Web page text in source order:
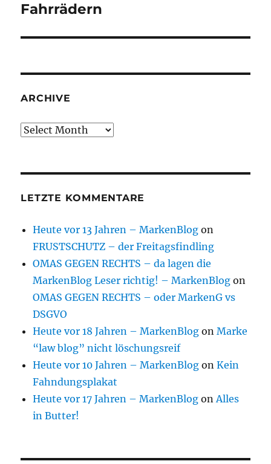
post:
Fahrrädern
ARCHIVE
Archive
LETZTE KOMMENTARE
Heute vor 13 Jahren – MarkenBlog on
FRUSTSCHUTZ – der Freitagsfindling
OMAS GEGEN RECHTS – da lagen die
MarkenBlog Leser richtig! – MarkenBlog on
OMAS GEGEN RECHTS – oder MarkenG vs
DSGVO
Heute vor 18 Jahren – MarkenBlog onMarke
“law blog” nicht löschungsreif
Heute vor 10 Jahren – MarkenBlog onKein
Fahndungsplakat
Heute vor 17 Jahren – MarkenBlog onAlles
in Butter!